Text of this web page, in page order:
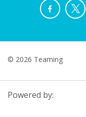
© 2026 Teaming
Powered by: